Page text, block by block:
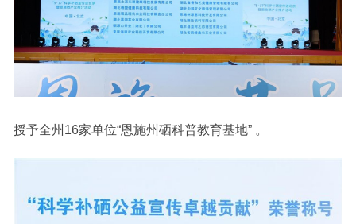
授予全州16家单位“恩施州硒科普教育基地” 。